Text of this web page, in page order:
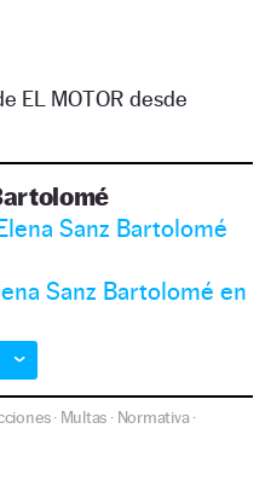
EL MOTOR desde
Sanz Bartolomé
Sanz Bartolomé en
· Multas · Normativa·